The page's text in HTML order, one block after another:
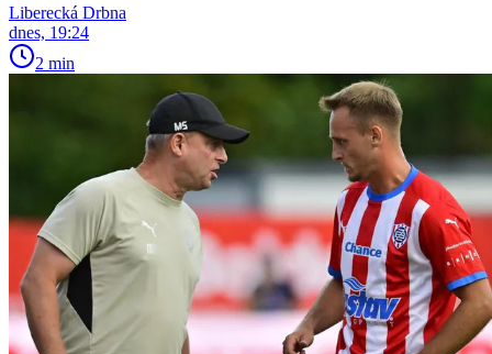
Liberecká Drbna
dnes, 19:24
2 min